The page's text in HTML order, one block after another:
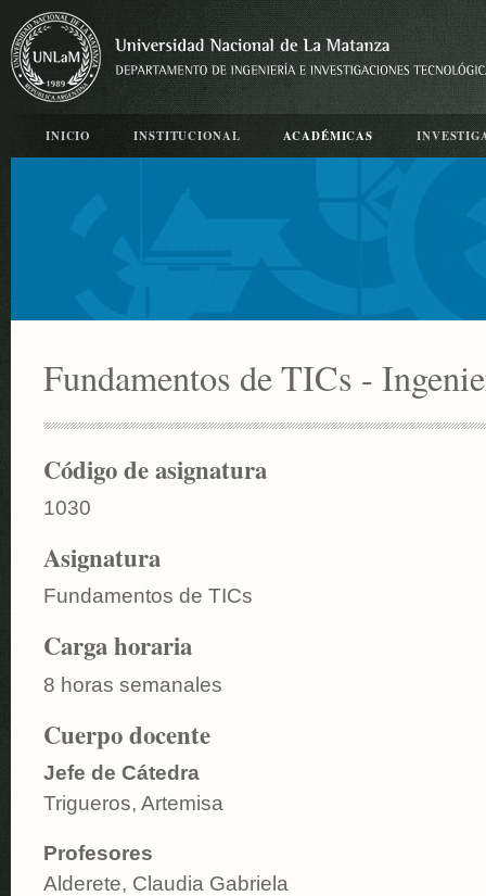
INICIO INSTITUCIONAL ACADÉMICAS
Fundamentos de TICs -
Código de asignatura
1030
Asignatura
Fundamentos de TICs
Carga horaria
8 horas semanales
Cuerpo docente
Jefe de Cátedra
Trigueros, Artemisa
Profesores
Alderete, Claudia Gabriela